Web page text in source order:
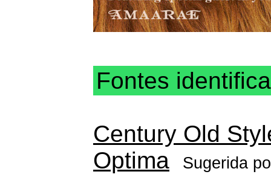
Fontes
Century Old
Optima
Sugerida